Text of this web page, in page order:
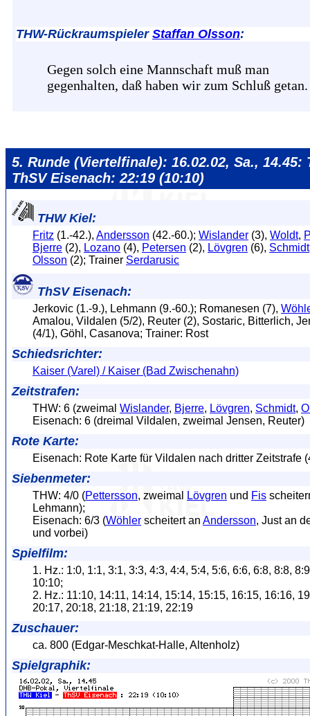
THW-Rückraumspieler Staffan Olsson:
Gegen solch eine Mannschaft muß man
gegenhalten, daß haben wir zum Schluß getan.
5. Runde (Viertelfinale): 16.02.02, Sa., 14.45:
ThSV Eisenach: 22:19 (10:10)
THW Kiel:
Fritz (1.-42.), Andersson (42.-60.); Wislander (3), Woldt,
Bjerre (2), Lozano (4), Petersen (2), Lövgren (6), Schmidt
Olsson (2); Trainer Serdarusic
ThSV Eisenach:
Jerkovic (1.-9.), Lehmann (9.-60.); Romanesen (7),
Amalou, Vildalen (5/2), Reuter (2), Sostaric, Bitterlich,
(4/1), Göhl, Casanova; Trainer: Rost
Schiedsrichter:
Kaiser (Varel) / Kaiser (Bad Zwischenahn)
Zeitstrafen:
THW: 6 (zweimal Wislander, Bjerre, Lövgren, Schmidt,
Eisenach: 6 (dreimal Vildalen, zweimal Jensen, Reuter)
Rote Karte:
Eisenach: Rote Karte für Vildalen nach dritter Zeitstrafe
Siebenmeter:
THW: 4/0 (Pettersson, zweimal Lövgren und Fis
Lehmann);
Eisenach: 6/3 (Wöhler scheitert an Andersson, Just an
und vorbei)
Spielfilm:
1. Hz.: 1:0, 1:1, 3:1, 3:3, 4:3, 4:4, 5:4, 5:6, 6:6, 6:8, 8:8,
10:10;
2. Hz.: 11:10, 14:11, 14:14, 15:14, 15:15, 16:15, 16:16,
20:17, 20:18, 21:18, 21:19, 22:19
Zuschauer:
ca. 800 (Edgar-Meschkat-Halle, Altenholz)
Spielgraphik: